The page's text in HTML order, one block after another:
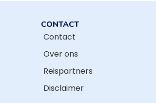
CONTACT
Contact
Over ons
Reispartners
Disclaimer